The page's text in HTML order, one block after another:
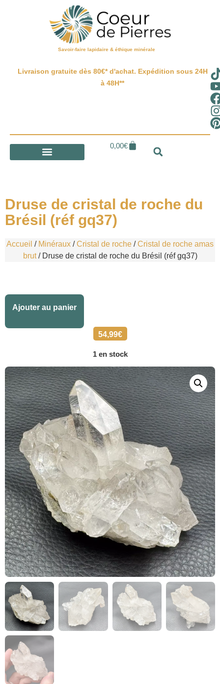
Savoir-faire lapidaire & éthique minérale
Livraison gratuite dès 80€* d'achat. Expédition sous 24H
à 48H**
0,00€
Druse de cristal de roche du
Brésil (réf gq37)
Accueil / Minéraux /Cristal de roche /Cristal de roche amas
brut/ Druse de cristal de roche du Brésil (réf gq37)
54,99€
1 en stock
Ajouter au panier